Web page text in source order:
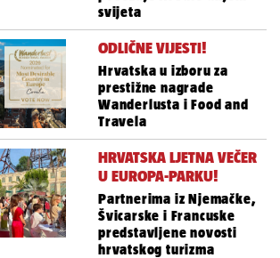
svijeta
ODLIČNE VIJESTI!
Hrvatska u izboru za
prestižne nagrade
Wanderlusta i Food and
Travela
HRVATSKA LJETNA VEČER
U EUROPA-PARKU!
Partnerima iz Njemačke,
Švicarske i Francuske
predstavljene novosti
hrvatskog turizma